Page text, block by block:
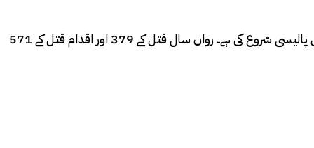
پشاور ( نیوز ڈیسک ) کیپٹل سٹی پولیس آفیسر (سی سی پی او) پشاور اعجاز خان نے کہا ہے کہ ایف آئی آرز درج کرنےکیلئے شفاف رجسٹریشن پالیسی شروع کی ہے۔ رواں سال قتل کے 379 اور اقدام قتل کے 571